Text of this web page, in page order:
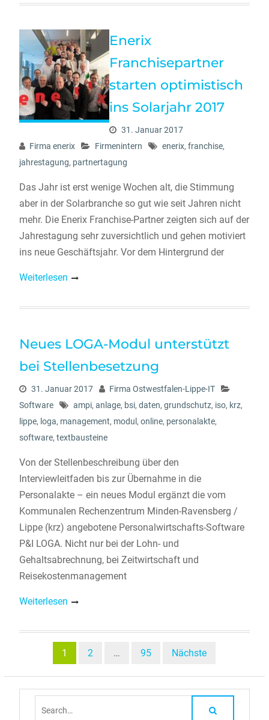
Enerix
Franchisepartner
starten optimistisch
ins Solarjahr 2017
31. Januar 2017
Firma enerix
Firmenintern enerix, franchise,
jahrestagung, partnertagung
Das Jahr ist erst wenige Wochen alt, die Stimmung
aber in der Solarbranche so gut wie seit Jahren nicht
mehr. Die Enerix Franchise-Partner zeigten sich auf der
Jahrestagung sehr zuversichtlich und gehen motiviert
ins neue Geschäftsjahr. Vor dem Hintergrund der
Weiterlesen
Neues LOGA-Modul unterstützt
bei Stellenbesetzung
31. Januar 2017
Firma Ostwestfalen-Lippe-IT
Software
ampi, anlage, bsi, daten, grundschutz, iso, krz,
lippe, loga, management, modul , online, personalakte,
software, textbausteine
Von der Stellenbeschreibung über den
Interviewleitfaden bis zur Übernahme in die
Personalakte – ein neues Modul ergänzt die vom
Kommunalen Rechenzentrum Minden-Ravensberg /
Lippe (krz) angebotene Personalwirtschafts-Software
P&I LOGA. Nicht nur bei der Lohn- und
Gehaltsabrechnung, bei Zeitwirtschaft und
Reisekostenmanagement
Weiterlesen
Beitragsnavigation
1 2 … 95 Nächste